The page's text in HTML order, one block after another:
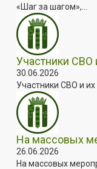
«Шаг за шагом»,...
Участники СВО
30.06.2026
Участники СВО и
На массовых
26.06.2026
На массовых